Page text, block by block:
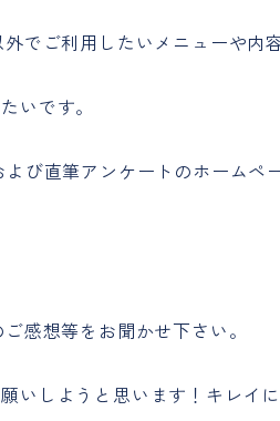
でご利用したいメニューや内
いです。
よび直筆アンケートのホーム
感想等をお聞かせ下さい。
いしようと思います！キレイ